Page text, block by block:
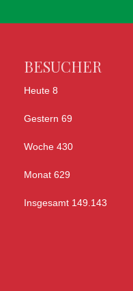
BESUCHER
Heute 8
Gestern 69
Woche 430
Monat 629
Insgesamt 149.143